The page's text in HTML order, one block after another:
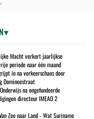
Macht verkort jaarlijkse
periode naar één maand
in na verkeerschaos door
Domineestraat
na ongefundeerde
directeur IMEAO 2
Zee naar Land - Wat Suriname